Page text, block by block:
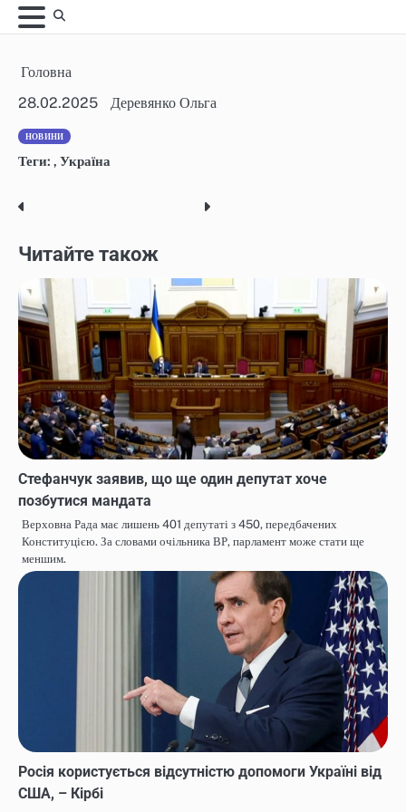
Skip
to
Головна
28.02.2025
Деревянко Ольга
НОВИНИ
Теги: , Україна
Post
navigation
Читайте також
Стефанчук заявив, що ще один депутат хоче
позбутися мандата
Верховна Рада має лишень 401 депутаті з 450, передбачених
Конституцією. За словами очільника ВР, парламент може стати ще
меншим.
Росія користується відсутністю допомоги Україні від
США, – Кірбі